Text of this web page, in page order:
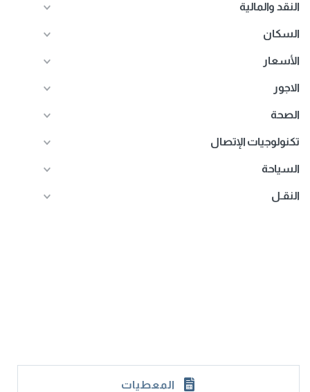
النقد والمالية
السكان
الأسعار
الاجور
الصحة
تكنولوجيات الإتصال
السياحة
النقـل
المعطيات